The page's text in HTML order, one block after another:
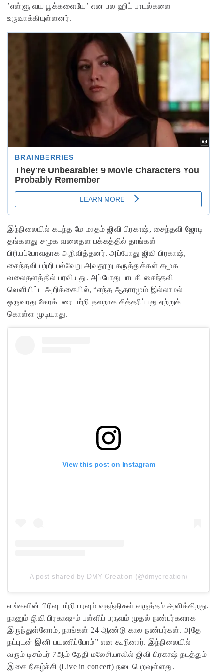
’எள்ளு வய பூக்களையே’ என பல ஹிட் பாடல்களை
உருவாக்கியுள்ளனர்.
இந்நிலையில் கடந்த மே மாதம் ஜிவி பிரகாஷ், சைந்தவி ஜோடி
தங்களது சமூக வலைதள பக்கத்தில் தாங்கள்
பிரியப்போவதாக அறிவித்தனர். அப்போது ஜிவி பிரகாஷ்,
சைந்தவி பற்றி பல்வேறு அவதூறு கருத்துக்கள் சமூக
வலைதளத்தில் பரவியது. அப்போது பாடகி சைந்தவி
வெளியிட்ட அறிக்கையில், “எந்த ஆதாரமும் இல்லாமல்
ஒருவரது கேரக்டரை பற்றி தவறாக சித்தரிப்பது ஏற்றுக்
கொள்ள முடியாது.
View this post on Instagram
A post shared by DMY Creation (@dmycreation)
எங்களின் பிரிவு பற்றி பரவும் வதந்திகள் வருத்தம் அளிக்கிறது.
நானும் ஜிவி பிரகாஷும் பள்ளிப் பருவம் முதல் நண்பர்களாக
இருந்துள்ளோம், நாங்கள் 24 ஆண்டு கால நண்பர்கள். அதே
நட்புடன் இனி பயணிப்போம்” என கூறினார். இந்நிலையில்
வரும் டிசம்பர் 7ஆம் தேதி மலேசியாவில் ஜிவி பிரகாஷ் நடத்தும்
இசை நிகழ்ச்சி (Live in concert) நடைபெறவுள்ளது.